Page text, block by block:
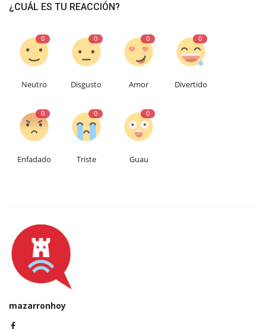
¿CUÁL ES TU REACCIÓN?
0
Neutro
0
Disgusto
0
Amor
0
Divertido
0
Enfadado
0
Triste
0
Guau
mazarronhoy